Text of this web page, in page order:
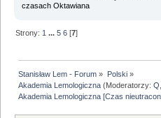
czasach Oktawiana
Strony: 1 ...5 6 [7]
Stanisław Lem - Forum » Polski»
Akademia Lemologiczna (Moderatorzy:Q
Akademia Lemologiczna [Czas